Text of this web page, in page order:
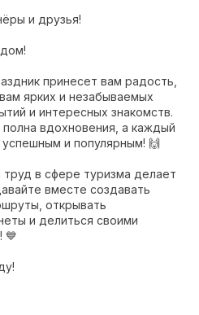
и друзья!
принесет вам радость,
ярких и незабываемых
и интересных знакомств.
вдохновения, а каждый
и популярным! 🙌
в сфере туризма делает
вместе создавать
открывать
и делиться своими
💙